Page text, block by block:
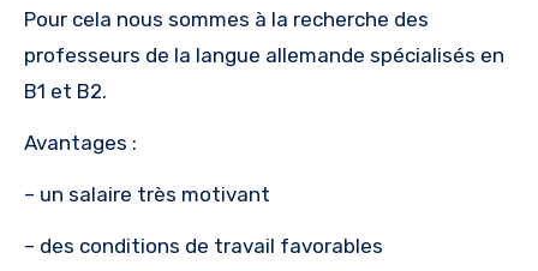
Pour cela nous sommes à la recherche des
professeurs de la langue allemande spécialisés en
B1 et B2.
Avantages :
– un salaire très motivant
– des conditions de travail favorables